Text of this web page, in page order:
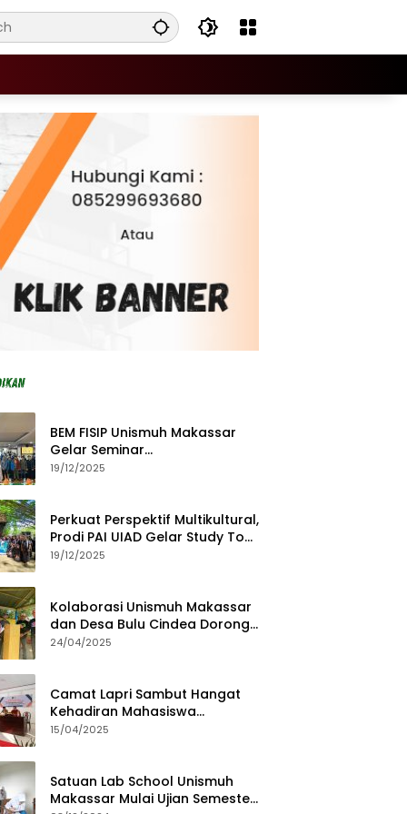
BEM FISIP Unismuh Makassar
Gelar Seminar
Keperempuanan, Bahas
19/12/2025
Perkuat Perspektif Multikultural,
Prodi PAI UIAD Gelar Study Tour
ke Kajang
19/12/2025
Kolaborasi Unismuh Makassar
dan Desa Bulu Cindea Dorong
Sentra Garam Industri
24/04/2025
Camat Lapri Sambut Hangat
Kehadiran Mahasiswa
PoltekMu
15/04/2025
Satuan Lab School Unismuh
Makassar Mulai Ujian Semester,